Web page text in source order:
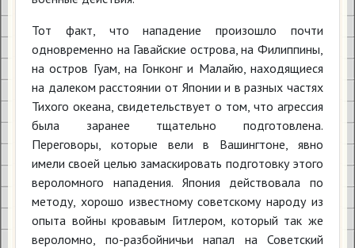
Тот факт, что нападение произошло почти
одновременно на Гавайские острова, на Филиппины,
на остров Гуам, на Гонконг и Малайю, находящиеся
на далеком расстоянии от Японии и в разных частях
Тихого океана, свидетельствует о том, что агрессия
была заранее тщательно подготовлена.
Переговоры, которые вели в Вашингтоне, явно
имели своей целью замаскировать подготовку этого
вероломного нападения. Япония действовала по
методу, хорошо известному советскому народу из
опыта войны кровавым Гитлером, который так же
вероломно, по-разбойничьи напал на Советский